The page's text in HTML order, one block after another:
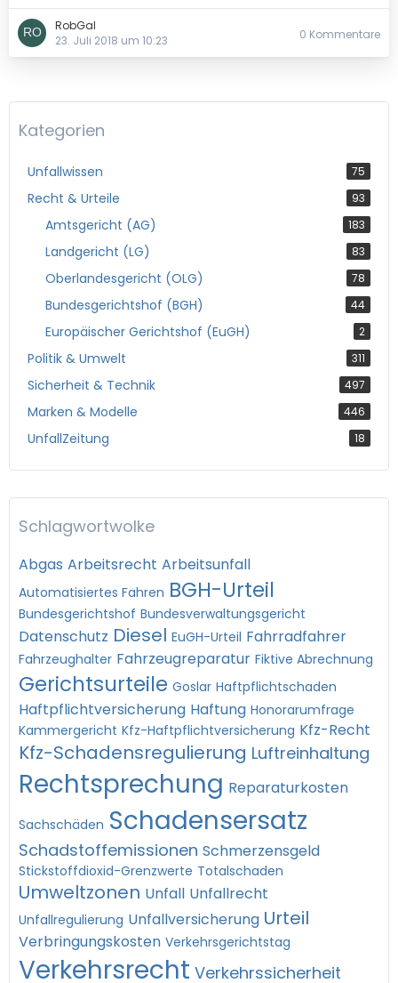
RobGal
23. Juli 2018 um 10:23
0 Kommentare
Kategorien
Unfallwissen 75
Recht & Urteile 93
Amtsgericht (AG) 183
Landgericht (LG) 83
Oberlandesgericht (OLG) 78
Bundesgerichtshof (BGH) 44
Europäischer Gerichtshof (EuGH) 2
Politik & Umwelt 311
Sicherheit & Technik 497
Marken & Modelle 446
UnfallZeitung 18
Schlagwortwolke
Abgas Arbeitsrecht Arbeitsunfall
Automatisiertes Fahren BGH-Urteil
Bundesgerichtshof Bundesverwaltungsgericht
Datenschutz Diesel EuGH-Urteil Fahrradfahrer
Fahrzeughalter Fahrzeugreparatur Fiktive Abrechnung
Gerichtsurteile Goslar Haftpflichtschaden
Haftpflichtversicherung Haftung Honorarumfrage
Kammergericht Kfz-Haftpflichtversicherung Kfz-Recht
Kfz-Schadensregulierung Luftreinhaltung
Rechtsprechung Reparaturkosten
Sachschäden Schadensersatz
Schadstoffemissionen Schmerzensgeld
Stickstoffdioxid-Grenzwerte Totalschaden
Umweltzonen Unfall Unfallrecht
Unfallregulierung Unfallversicherung Urteil
Verbringungskosten Verkehrsgerichtstag
Verkehrsrecht Verkehrssicherheit